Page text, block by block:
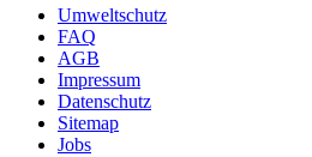
Umweltschutz
FAQ
AGB
Impressum
Datenschutz
Sitemap
Jobs